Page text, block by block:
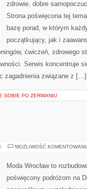
zdrowie, dobre
Strona poświęcona tej
bazę porad, w którym
początkujący, jak i
ćwiczeń, zdrowego
Serwis koncentruje
zagadnienia związane z […]
SOBIE PO ZERWANIU
MOŻLIWOŚĆ
Moda Wrocław to
poświęcony podróżom na